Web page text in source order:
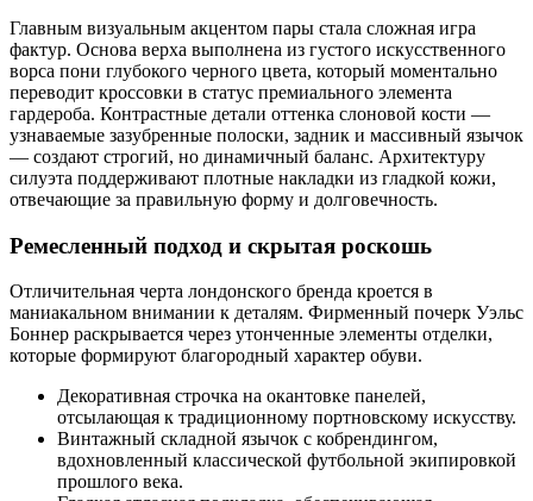
Главным визуальным акцентом пары стала сложная игра
фактур. Основа верха выполнена из густого искусственного
ворса пони глубокого черного цвета, который моментально
переводит кроссовки в статус премиального элемента
гардероба. Контрастные детали оттенка слоновой кости —
узнаваемые зазубренные полоски, задник и массивный язычок
— создают строгий, но динамичный баланс. Архитектуру
силуэта поддерживают плотные накладки из гладкой кожи,
отвечающие за правильную форму и долговечность.
Ремесленный подход и скрытая роскошь
Отличительная черта лондонского бренда кроется в
маниакальном внимании к деталям. Фирменный почерк Уэльс
Боннер раскрывается через утонченные элементы отделки,
которые формируют благородный характер обуви.
Декоративная строчка на окантовке панелей,
отсылающая к традиционному портновскому искусству.
Винтажный складной язычок с кобрендингом,
вдохновленный классической футбольной экипировкой
прошлого века.